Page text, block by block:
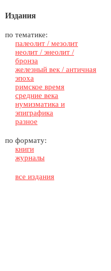
Издания
по тематике:
палеолит / мезолит
неолит / энеолит /
бронза
железный век / античная
эпоха
римское время
средние века
нумизматика и
эпиграфика
разное
по формату:
книги
журналы
все издания